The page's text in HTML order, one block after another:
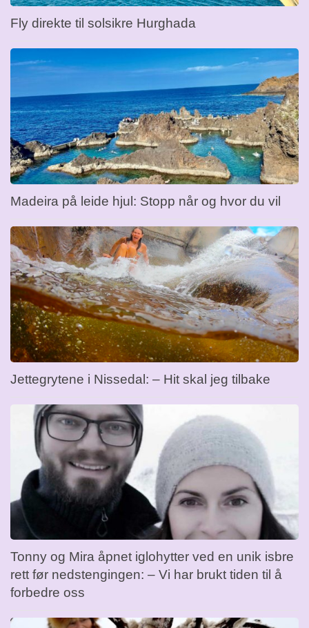
Fly direkte til solsikre Hurghada
Madeira på leide hjul: Stopp når og hvor du vil
Jettegrytene i Nissedal: – Hit skal jeg tilbake
Tonny og Mira åpnet iglohytter ved en unik isbre
rett før nedstengingen: – Vi har brukt tiden til å
forbedre oss